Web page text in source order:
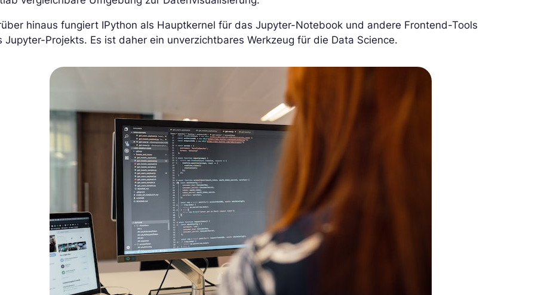
hinaus fungiert IPython als Hauptkernel für das Jupyter-Notebook und andere Frontend-Tools
Jupyter-Projekts. Es ist daher ein unverzichtbares Werkzeug für die Data Science.